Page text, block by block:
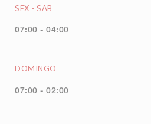
SEX - SAB
07:00 - 04:00
DOMINGO
07:00 - 02:00